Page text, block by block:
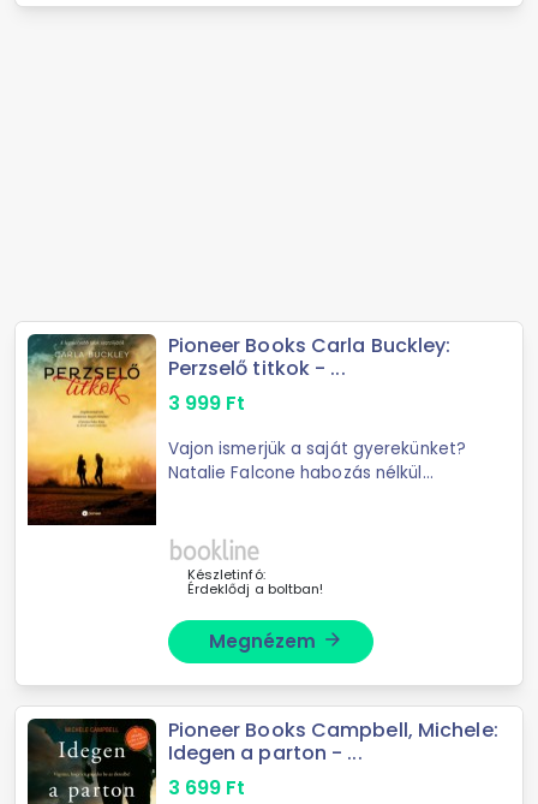
Pioneer Books Carla Buckley:
Perzselő titkok - ...
3 999 Ft
Vajon ismerjük a saját gyerekünket?
Natalie Falcone habozás nélkül
amikor megcsörren a telefon: tűz
ütött ki ...
Készletinfó:
Érdeklődj a boltban!
Megnézem arrow_forward
Pioneer Books Campbell, Michele:
Idegen a parton - ...
3 699 Ft